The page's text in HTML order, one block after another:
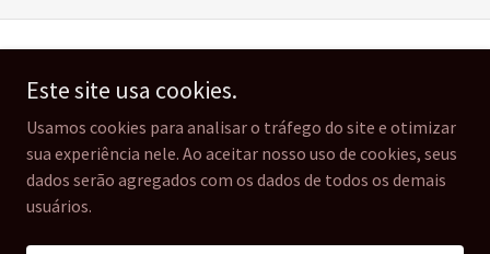
Desenvolvido por
Este site usa cookies.
Usamos cookies para analisar o tráfego do site e otimizar
sua experiência nele. Ao aceitar nosso uso de cookies, seus
dados serão agregados com os dados de todos os demais
usuários.